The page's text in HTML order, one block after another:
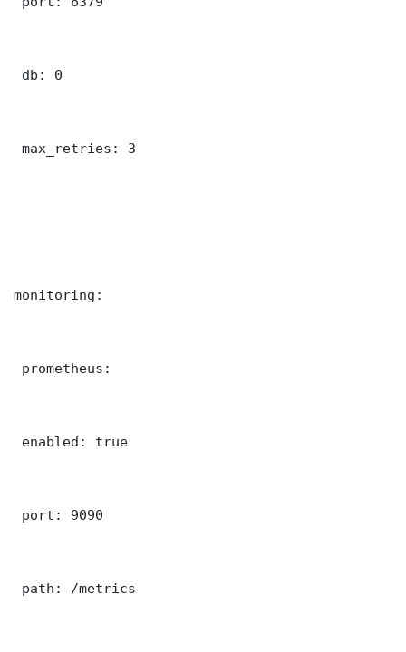
db: 0
max_retries: 3
monitoring:
prometheus:
enabled: true
port: 9090
path: /metrics